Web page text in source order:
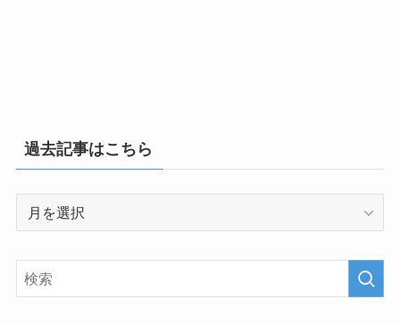
過去記事はこちら
事
は